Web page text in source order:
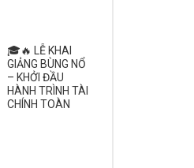
🎓🔥 LỄ KHAI
GIẢNG BÙNG NỔ
– KHỞI ĐẦU
HÀNH TRÌNH TÀI
CHÍNH TOÀN